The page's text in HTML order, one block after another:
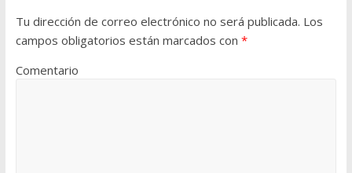
Tu dirección de correo electrónico no será publicada. Los
campos obligatorios están marcados con *
Comentario